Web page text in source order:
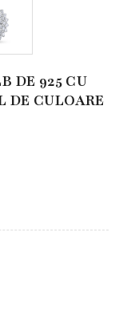
DE 925 CU
CULOARE